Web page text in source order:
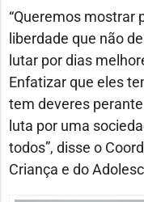
“Queremos mostrar
liberdade que não
lutar por dias
Enfatizar que eles
tem deveres
luta por uma
todos”, disse o
Criança e do